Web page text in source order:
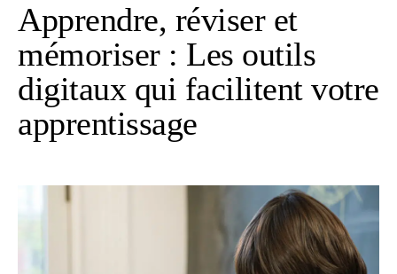
Apprendre, réviser et
mémoriser : Les outils
digitaux qui facilitent votre
apprentissage